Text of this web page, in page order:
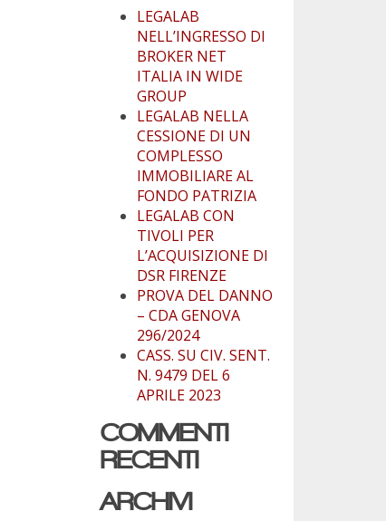
LEGALAB
NELL’INGRESSO DI
BROKER NET
ITALIA IN WIDE
GROUP
LEGALAB NELLA
CESSIONE DI UN
COMPLESSO
IMMOBILIARE AL
FONDO PATRIZIA
LEGALAB CON
TIVOLI PER
L’ACQUISIZIONE DI
DSR FIRENZE
PROVA DEL DANNO
– CDA GENOVA
296/2024
CASS. SU CIV. SENT.
N. 9479 DEL 6
APRILE 2023
COMMENTI
RECENTI
ARCHIVI